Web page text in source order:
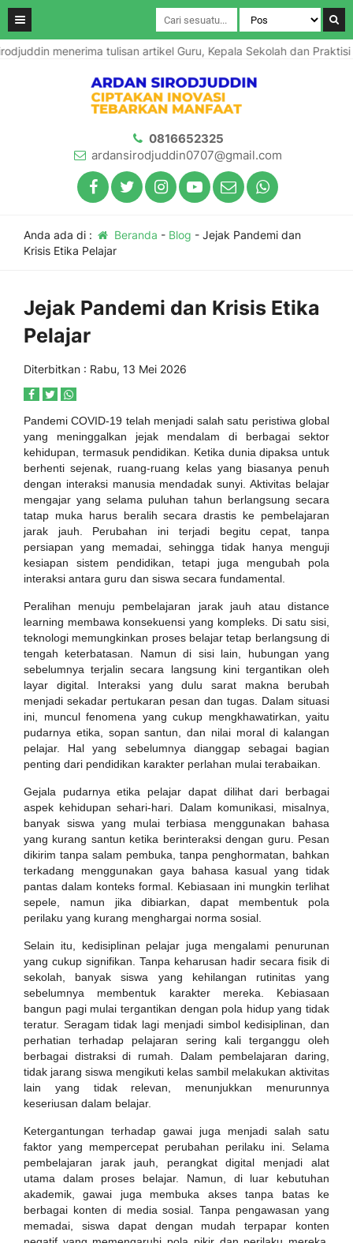
menerima tulisan artikel Guru, Kepala Sekolah dan Praktisi
0816652325
ardansirodjuddin0707@gmail.com
Anda ada di : Beranda - Blog - Jejak Pandemi dan
Krisis Etika Pelajar
Jejak Pandemi dan Krisis Etika
Pelajar
Diterbitkan : Rabu, 13 Mei 2026
Pandemi COVID-19 telah menjadi salah satu peristiwa global
yang meninggalkan jejak mendalam di berbagai sektor
kehidupan, termasuk pendidikan. Ketika dunia dipaksa untuk
berhenti sejenak, ruang-ruang kelas yang biasanya penuh
dengan interaksi manusia mendadak sunyi. Aktivitas belajar
mengajar yang selama puluhan tahun berlangsung secara
tatap muka harus beralih secara drastis ke pembelajaran
jarak jauh. Perubahan ini terjadi begitu cepat, tanpa
persiapan yang memadai, sehingga tidak hanya menguji
kesiapan sistem pendidikan, tetapi juga mengubah pola
interaksi antara guru dan siswa secara fundamental.
Peralihan menuju pembelajaran jarak jauh atau distance
learning membawa konsekuensi yang kompleks. Di satu sisi,
teknologi memungkinkan proses belajar tetap berlangsung di
tengah keterbatasan. Namun di sisi lain, hubungan yang
sebelumnya terjalin secara langsung kini tergantikan oleh
layar digital. Interaksi yang dulu sarat makna berubah
menjadi sekadar pertukaran pesan dan tugas. Dalam situasi
ini, muncul fenomena yang cukup mengkhawatirkan, yaitu
pudarnya etika, sopan santun, dan nilai moral di kalangan
pelajar. Hal yang sebelumnya dianggap sebagai bagian
penting dari pendidikan karakter perlahan mulai terabaikan.
Gejala pudarnya etika pelajar dapat dilihat dari berbagai
aspek kehidupan sehari-hari. Dalam komunikasi, misalnya,
banyak siswa yang mulai terbiasa menggunakan bahasa
yang kurang santun ketika berinteraksi dengan guru. Pesan
dikirim tanpa salam pembuka, tanpa penghormatan, bahkan
terkadang menggunakan gaya bahasa kasual yang tidak
pantas dalam konteks formal. Kebiasaan ini mungkin terlihat
sepele, namun jika dibiarkan, dapat membentuk pola
perilaku yang kurang menghargai norma sosial.
Selain itu, kedisiplinan pelajar juga mengalami penurunan
yang cukup signifikan. Tanpa keharusan hadir secara fisik di
sekolah, banyak siswa yang kehilangan rutinitas yang
sebelumnya membentuk karakter mereka. Kebiasaan
bangun pagi mulai tergantikan dengan pola hidup yang tidak
teratur. Seragam tidak lagi menjadi simbol kedisiplinan, dan
perhatian terhadap pelajaran sering kali terganggu oleh
berbagai distraksi di rumah. Dalam pembelajaran daring,
tidak jarang siswa mengikuti kelas sambil melakukan aktivitas
lain yang tidak relevan, menunjukkan menurunnya
keseriusan dalam belajar.
Ketergantungan terhadap gawai juga menjadi salah satu
faktor yang mempercepat perubahan perilaku ini. Selama
pembelajaran jarak jauh, perangkat digital menjadi alat
utama dalam proses belajar. Namun, di luar kebutuhan
akademik, gawai juga membuka akses tanpa batas ke
berbagai konten di media sosial. Tanpa pengawasan yang
memadai, siswa dapat dengan mudah terpapar konten